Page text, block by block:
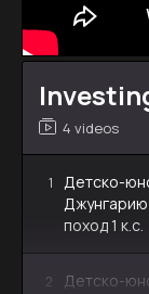
4 videos
1
Детско-
поход 1 к.с.
2
Детско-